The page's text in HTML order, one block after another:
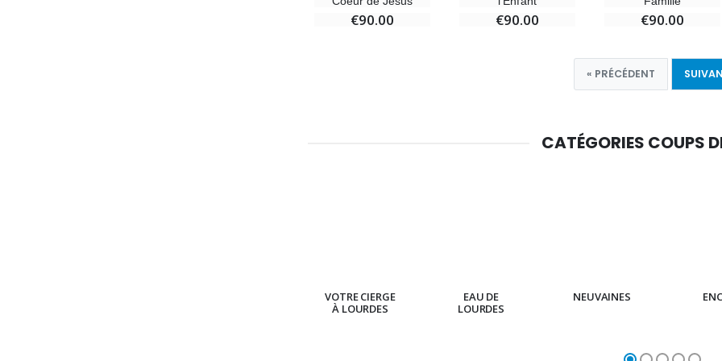
€90.00 €90.00 €90.00
« PRÉCÉDENT
CATÉGORIES COUPS
VOTRE CIERGE
À LOURDES
EAU DE
LOURDES
NEUVAINES